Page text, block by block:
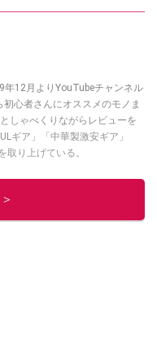
12月よりYouTubeチャンネル
心者さんにオススメのモノま
しゃべくりながらレビューを
ギア」「中華製激安ギア」
取り上げている。
シストの他の記事を読む